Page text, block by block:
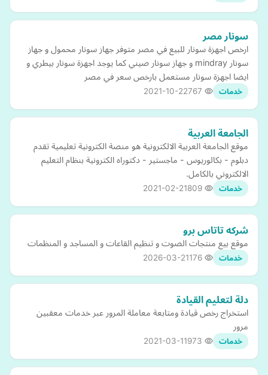
سونار مصر
ارخص اجهزة سونار للبيع في مصر متوفر جهاز سونار محمول و جهاز
سونار mindray و جهاز سونار صيني كما يوجد اجهزة سونار بيطري و
ايضا اجهزة سونار مستعمل بارخص سعر في مصر
خدمات 2021-10-22
الجامعة العربية
موقع الجامعة العربية الالكترونية هو منصة الكترونية تعليمية تقدم
دبلوم - بكالوريوس - ماجستير - دكتوراه الكترونية بنظام التعليم
الالكتروني بالكامل.
خدمات 2021-02-21
شركه تاتاس برو
موقع بيع منتجات الصوت و تنظيم القاعات و المساجد و المنظمات
خدمات 2026-03-21
دلة لتعليم القيادة
استخراج رخص قيادة ومتابعة معاملة المرور عبر خدمات معقبين
مرور
خدمات 2021-03-11